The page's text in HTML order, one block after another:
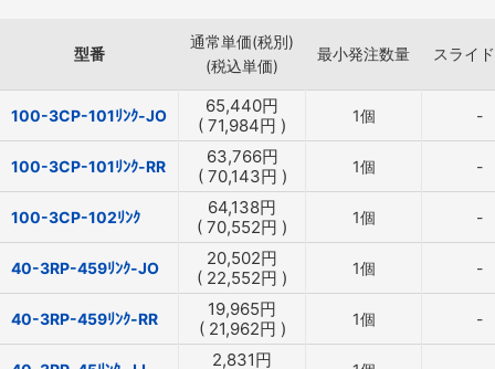
型番
通常単価(税別)
(税込単価)
最小発注数量 スライ
100-3CP-101ﾘﾝｸ-JO 65,440円
( 71,984円 ) 1個 -
100-3CP-101ﾘﾝｸ-RR 63,766円
( 70,143円 ) 1個 -
100-3CP-102ﾘﾝｸ 64,138円
( 70,552円 ) 1個 -
40-3RP-459ﾘﾝｸ-JO 20,502円
( 22,552円 ) 1個 -
40-3RP-459ﾘﾝｸ-RR 19,965円
( 21,962円 ) 1個 -
2,831円